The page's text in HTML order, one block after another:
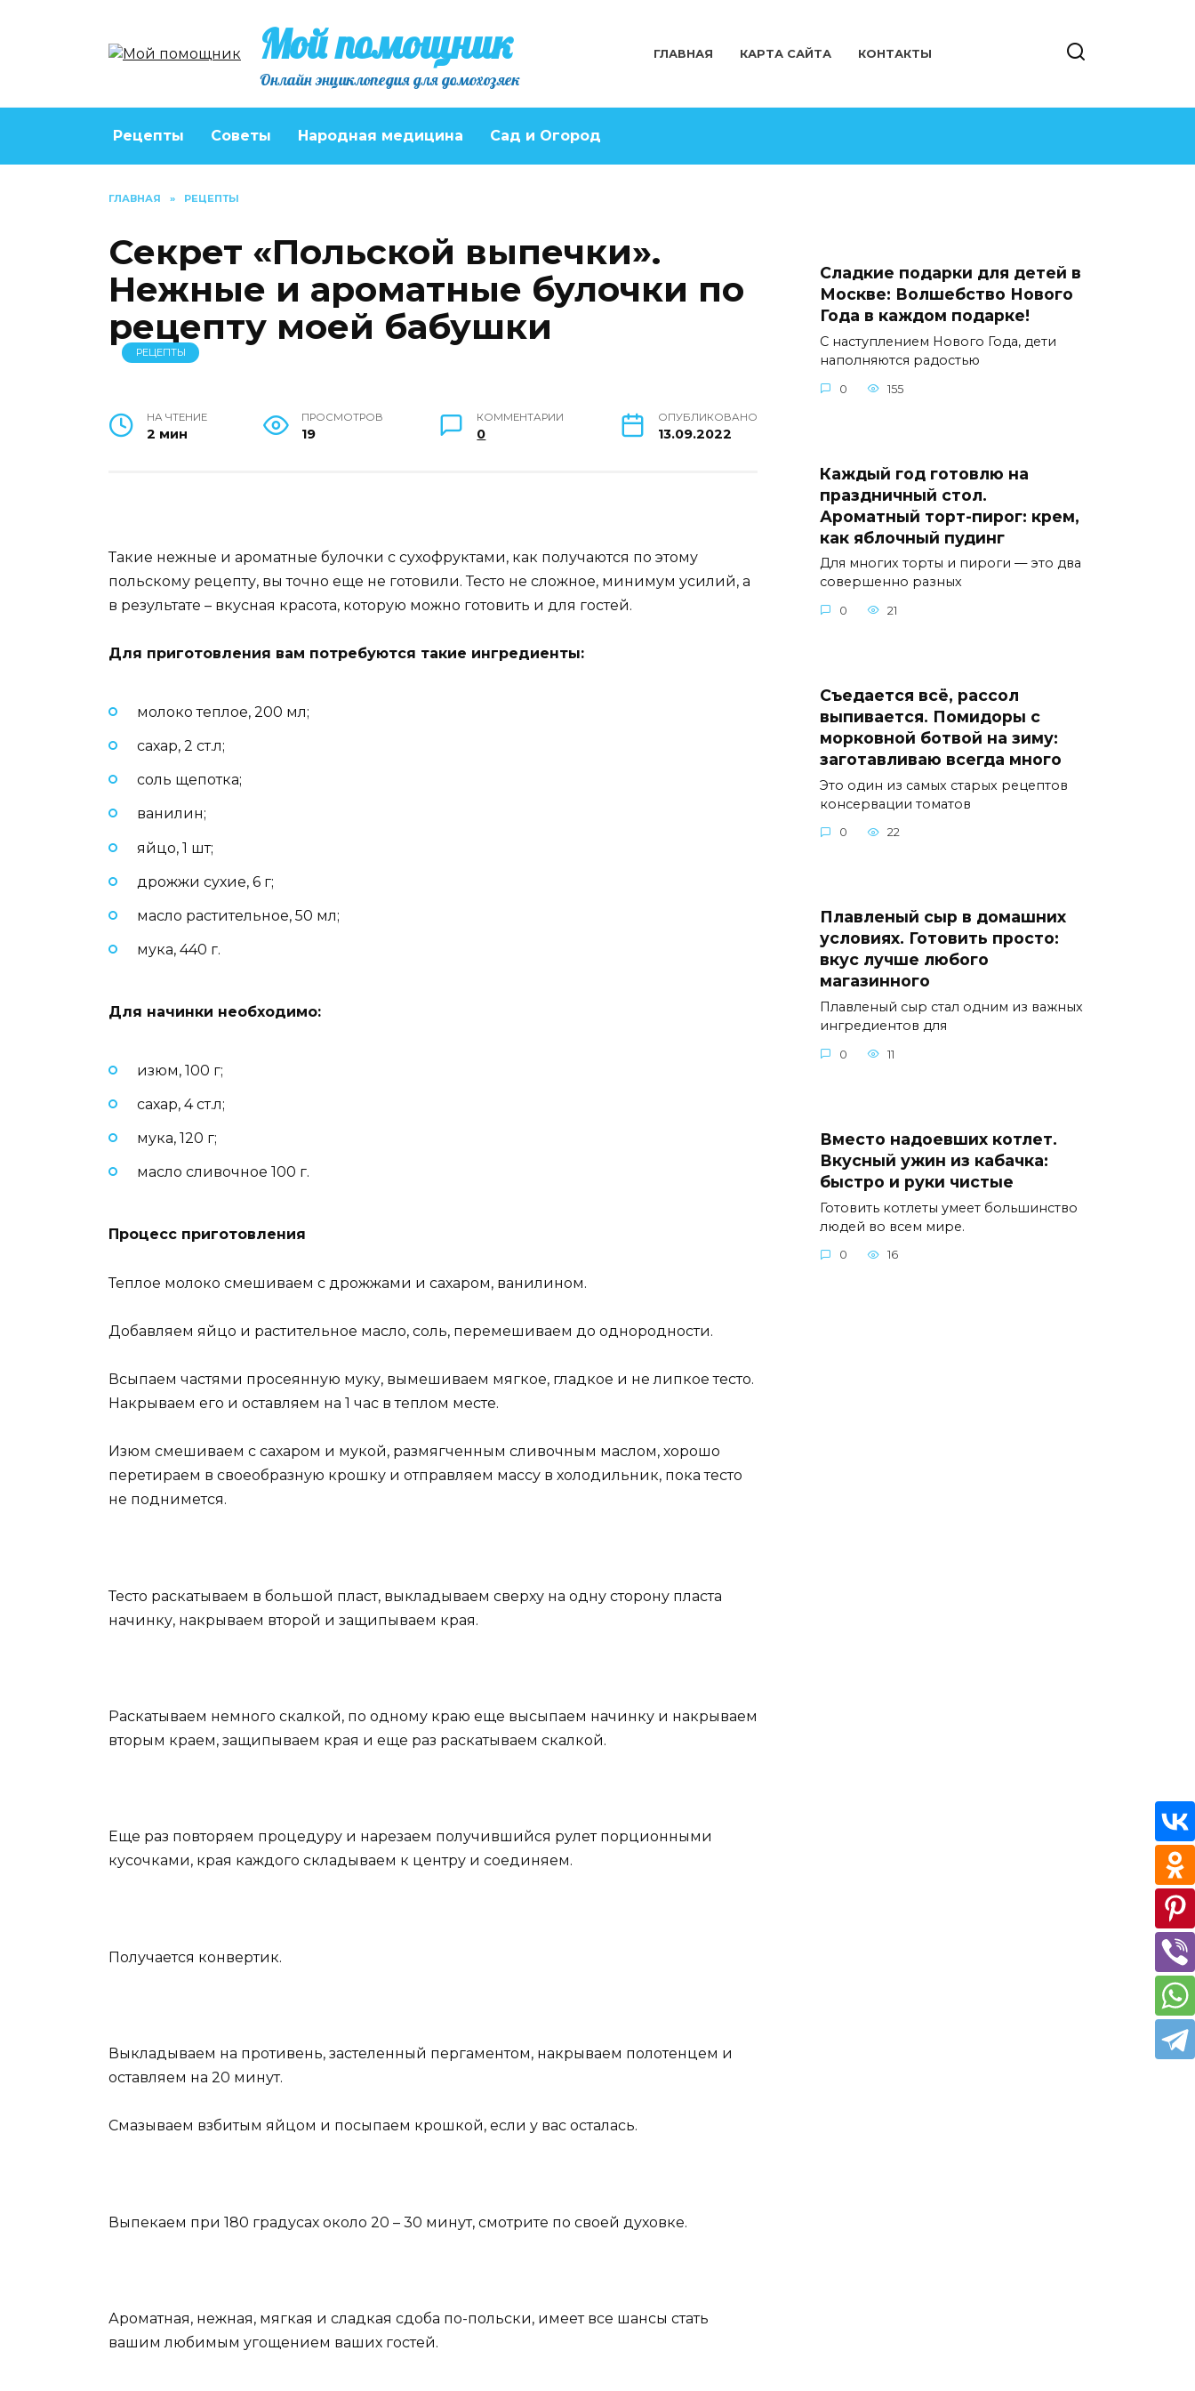
Мой помощник
Онлайн энциклопедия для домохозяек
ГЛАВНАЯ КАРТА САЙТА КОНТАКТЫ
Рецепты Советы Народная медицина Сад и Огород
ГЛАВНАЯ » РЕЦЕПТЫ
Секрет «Польской выпечки».
Нежные и ароматные булочки по
рецепту моей бабушки
РЕЦЕПТЫ
НА ЧТЕНИЕ
2 мин
ПРОСМОТРОВ
19
КОММЕНТАРИИ
0
ОПУБЛИКОВАНО
13.09.2022
Такие нежные и ароматные булочки с сухофруктами, как получаются по этому
польскому рецепту, вы точно еще не готовили. Тесто не сложное, минимум усилий, а
в результате – вкусная красота, которую можно готовить и для гостей.
Для приготовления вам потребуются такие ингредиенты:
молоко теплое, 200 мл;
сахар, 2 ст.л;
соль щепотка;
ванилин;
яйцо, 1 шт;
дрожжи сухие, 6 г;
масло растительное, 50 мл;
мука, 440 г.
Для начинки необходимо:
изюм, 100 г;
сахар, 4 ст.л;
мука, 120 г;
масло сливочное 100 г.
Процесс приготовления
Теплое молоко смешиваем с дрожжами и сахаром, ванилином.
Добавляем яйцо и растительное масло, соль, перемешиваем до однородности.
Всыпаем частями просеянную муку, вымешиваем мягкое, гладкое и не липкое тесто.
Накрываем его и оставляем на 1 час в теплом месте.
Изюм смешиваем с сахаром и мукой, размягченным сливочным маслом, хорошо
перетираем в своеобразную крошку и отправляем массу в холодильник, пока тесто
не поднимется.
Тесто раскатываем в большой пласт, выкладываем сверху на одну сторону пласта
начинку, накрываем второй и защипываем края.
Раскатываем немного скалкой, по одному краю еще высыпаем начинку и накрываем
вторым краем, защипываем края и еще раз раскатываем скалкой.
Еще раз повторяем процедуру и нарезаем получившийся рулет порционными
кусочками, края каждого складываем к центру и соединяем.
Получается конвертик.
Выкладываем на противень, застеленный пергаментом, накрываем полотенцем и
оставляем на 20 минут.
Смазываем взбитым яйцом и посыпаем крошкой, если у вас осталась.
Выпекаем при 180 градусах около 20 – 30 минут, смотрите по своей духовке.
Ароматная, нежная, мягкая и сладкая сдоба по-польски, имеет все шансы стать
вашим любимым угощением ваших гостей.
Сладкие подарки для детей в
Москве: Волшебство Нового
Года в каждом подарке!
С наступлением Нового Года, дети
наполняются радостью
0 155
Каждый год готовлю на
праздничный стол.
Ароматный торт-пирог: крем,
как яблочный пудинг
Для многих торты и пироги — это два
совершенно разных
0 21
Съедается всё, рассол
выпивается. Помидоры с
морковной ботвой на зиму:
заготавливаю всегда много
Это один из самых старых рецептов
консервации томатов
0 22
Плавленый сыр в домашних
условиях. Готовить просто:
вкус лучше любого
магазинного
Плавленый сыр стал одним из важных
ингредиентов для
0 11
Вместо надоевших котлет.
Вкусный ужин из кабачка:
быстро и руки чистые
Готовить котлеты умеет большинство
людей во всем мире.
0 16